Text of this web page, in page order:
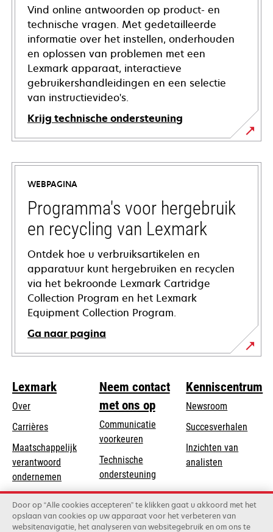
Vind online antwoorden op product- en
technische vragen. Met gedetailleerde
informatie over het instellen, onderhouden
en oplossen van problemen met een
Lexmark apparaat, interactieve
gebruikershandleidingen en een selectie
van instructievideo's.
Krijg technische ondersteuning
opens
in
new
tab
WEBPAGINA
Programma's voor hergebruik
en recycling van Lexmark
Ontdek hoe u verbruiksartikelen en
apparatuur kunt hergebruiken en recyclen
via het bekroonde Lexmark Cartridge
Collection Program en het Lexmark
Equipment Collection Program.
Ga naar pagina
Lexmark
Over
Carrières
Maatschappelijk
verantwoord
ondernemen
in
a
new
Duurzaamheid
Lexmark Partners
Neem contact
met ons op
Communicatie
voorkeuren
Technische
ondersteuningopens
in
a
new
Product registratie
Vind een dealer
Kenniscentrum
Newsroom
Succesverhalen
Inzichten van
analisten
Door op “Alle cookies accepteren” te klikken gaat u akkoord met het
opslaan van cookies op uw apparaat voor het verbeteren van
websitenavigatie, het analyseren van websitegebruik en om ons te